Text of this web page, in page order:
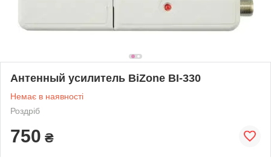
Антенный усилитель BiZone BI-330
Немає в наявності
Роздріб
750 ₴